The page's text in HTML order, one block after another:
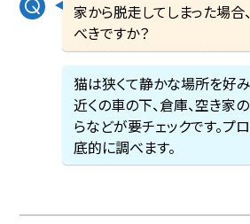
家から脱走してしまった場合
べきですか？
猫は狭くて静かな場所を好み
近くの車の下、倉庫、空き家
らなどが要チェックです。プ
底的に調べます。